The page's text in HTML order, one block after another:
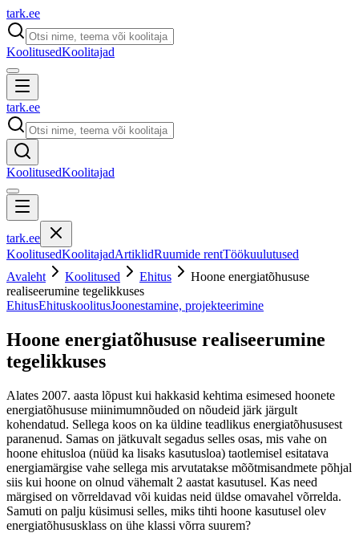
tark.ee
KoolitusedKoolitajad
tark.ee
KoolitusedKoolitajad
tark.ee
KoolitusedKoolitajadArtiklidRuumide rentTöökuulutused
Avaleht
Koolitused Ehitus
Hoone energiatõhususe
realiseerumine tegelikkuses
EhitusEhituskoolitusJoonestamine, projekteerimine
Hoone energiatõhususe realiseerumine
tegelikkuses
Alates 2007. aasta lõpust kui hakkasid kehtima esimesed hoonete
energiatõhususe miinimumnõuded on nõudeid järk järgult
kohendatud. Sellega koos on ka üldine teadlikus energiatõhususest
paranenud. Samas on jätkuvalt segadus selles osas, mis vahe on
hoone ehitusloa (nüüd ka lisaks kasutusloa) taotlemisel esitatava
energiamärgise vahe sellega mis arvutatakse mõõtmisandmete põhjal
siis kui hoone on olnud vähemalt 2 aastat kasutusel. Kas need
märgised on võrreldavad või kuidas neid üldse omavahel võrrelda.
Samuti on palju küsimusi selles, miks tihti hoone kasutusel olev
energiatõhususklass on ühe klassi võrra suurem?